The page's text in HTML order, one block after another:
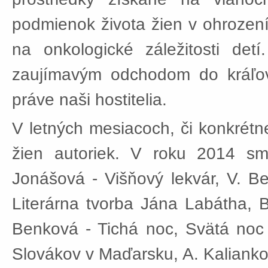
podmienok života žien v
na onkologické záležitosti
zaujímavým odchodom do
práve naši hostitelia.
V letných mesiacoch, či
žien autoriek. V roku 2014
Jonášová - Višňový lekvár, V.
Literárna tvorba Jána Labátha,
Benková - Tichá noc, Svätá
Slovákov v Maďarsku, A.